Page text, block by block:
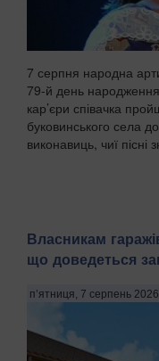
7 серпня народна
79-й день
кар’єри співачка
буковинського села
виконавиць, чиї пісні
Власникам
що доведеться
п’ятниця, 7 серпень